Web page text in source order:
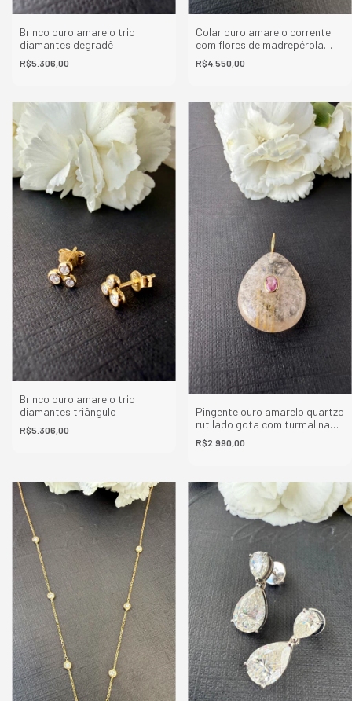
Brinco ouro amarelo trio
diamantes degradê
R$5.306,00
Colar ouro amarelo corrente
com flores de madrepérola
penduradas
R$4.550,00
Brinco ouro amarelo trio
diamantes triângulo
R$5.306,00
Pingente ouro amarelo quartzo
rutilado gota com turmalina
rosa oval
R$2.990,00